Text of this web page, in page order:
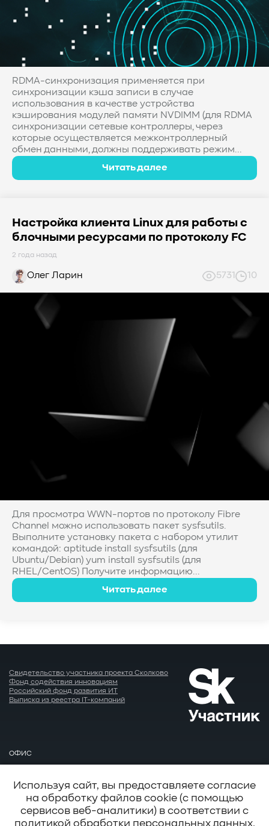
RDMA-синхронизация применяется при
синхронизации кэша записи в случае
использования в качестве устройства
кэширования модулей памяти NVDIMM (для RDMA
синхронизации сетевые контроллеры, через
которые осуществляется межконтроллерный
обмен данными, должны поддерживать режим...
Читать далее
Настройка клиента Linux для работы с
блочными ресурсами по протоколу FC
2 года назад
Олег Ларин 5731 10
Для просмотра WWN-портов по протоколу Fibre
Channel можно использовать пакет sysfsutils.
Выполните установку пакета с набором утилит
командой: aptitude install sysfsutils (для
Ubuntu/Debian) yum install sysfsutils (для
RHEL/CentOS) Получите информацию...
Читать далее
Свидетельство участника проекта Сколково
Фонд содействия инновациям
Российский фонд развития ИТ
Выписка из реестра IT-компаний
ОФИС
info@baum.ru
Москва, ул. Нобеля д. 7
Используя сайт, вы предоставляете согласие
на обработку файлов cookie (с помощью
сервисов веб-аналитики) в соответствии с
политикой обработки персональных данных.